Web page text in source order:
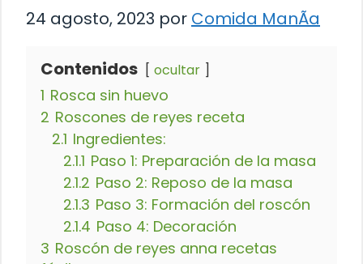
24 agosto, 2023 por Comida ManÃ­a
Contenidos ocultar
1 Rosca sin huevo
2 Roscones de reyes receta
2.1 Ingredientes:
2.1.1 Paso 1: Preparación de la masa
2.1.2 Paso 2: Reposo de la masa
2.1.3 Paso 3: Formación del roscón
2.1.4 Paso 4: Decoración
3 Roscón de reyes anna recetas